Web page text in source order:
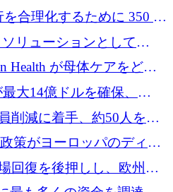
の資金調達を完了
を合理化するために 350 万
リューションとして
由
Health が母体ケアをどの
か
大14億ドルを確保、
国IPOを申請、英国首相が
計画を発表
削減に着手、約50人を解
策がヨーロッパのディー
ように再構築しているか
回復を後押しし、欧州の
5月に105億ユーロに回復